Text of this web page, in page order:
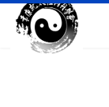
欄 文 章